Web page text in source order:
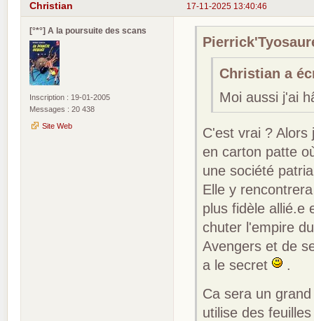
17-11-2025 13:40:46
Christian
[°*°] A la poursuite des scans
Inscription : 19-01-2005
Messages : 20 438
Site Web
Christian a
Moi aussi j'ai
C'est vrai ?
en carton patte
une société
Elle y
plus fidèle allié.e
chuter l'empire
Avengers et de
a le secret
.
Ca sera un
utilise des